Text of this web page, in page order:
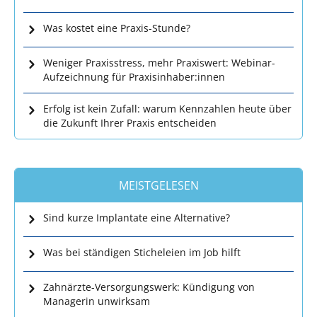
Was kostet eine Praxis-Stunde?
Weniger Praxisstress, mehr Praxiswert: Webinar-
Aufzeichnung für Praxisinhaber:innen
Erfolg ist kein Zufall: warum Kennzahlen heute über
die Zukunft Ihrer Praxis entscheiden
MEISTGELESEN
Sind kurze Implantate eine Alternative?
Was bei ständigen Sticheleien im Job hilft
Zahnärzte-Versorgungswerk: Kündigung von
Managerin unwirksam